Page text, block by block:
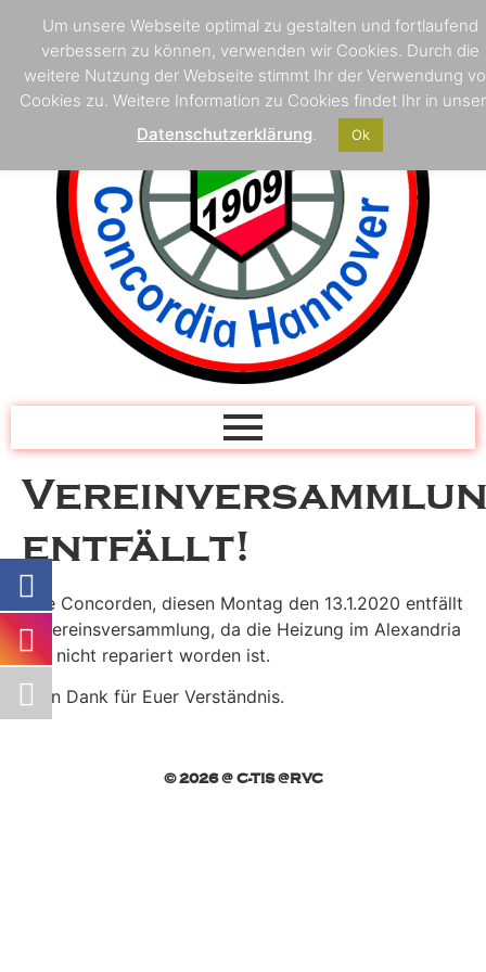
entfällt!
Liebe Concorden, diesen Montag den 13.1.2020 entfällt
die Vereinsversammlung, da die Heizung im Alexandria
noch nicht repariert worden ist.
Vielen Dank für Euer Verständnis.
© 2026 @ C-TIS @RVC
Um unsere Webseite optimal zu gestalten und fortlaufend
verbessern zu können, verwenden wir Cookies. Durch die
weitere Nutzung der Webseite stimmt Ihr der Verwendung
Cookies zu. Weitere Information zu Cookies findet Ihr in
Datenschutzerklärung
Ok